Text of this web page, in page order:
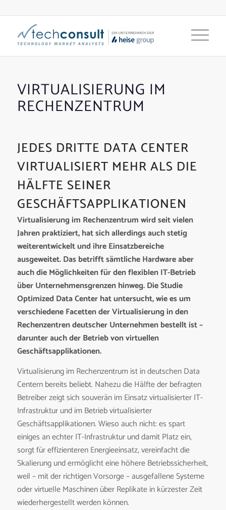
VIRTUALISIERUNG IM
RECHENZENTRUM
JEDES DRITTE DATA CENTER
VIRTUALISIERT MEHR ALS DIE
HÄLFTE SEINER
GESCHÄFTSAPPLIKATIONEN
Virtualisierung im Rechenzentrum wird seit vielen
Jahren praktiziert, hat sich allerdings auch stetig
weiterentwickelt und ihre Einsatzbereiche
ausgeweitet. Das betrifft sämtliche Hardware aber
auch die Möglichkeiten für den flexiblen IT-Betrieb
über Unternehmensgrenzen hinweg. Die Studie
Optimized Data Center hat untersucht, wie es um
verschiedene Facetten der Virtualisierung in den
Rechenzentren deutscher Unternehmen bestellt ist –
darunter auch der Betrieb von virtuellen
Geschäftsapplikationen.
Virtualisierung im Rechenzentrum ist in deutschen Data
Centern bereits beliebt. Nahezu die Hälfte der befragten
Betreiber zeigt sich souverän im Einsatz virtualisierter IT-
Infrastruktur und im Betrieb virtualisierter
Geschäftsapplikationen. Wieso auch nicht: es spart
einiges an echter IT-Infrastruktur und damit Platz ein,
sorgt für effizienteren Energieeinsatz, vereinfacht die
Skalierung und ermöglicht eine höhere Betriebssicherheit,
weil – mit der richtigen Vorsorge – ausgefallene Systeme
oder virtuelle Maschinen über Replikate in kürzester Zeit
wiederhergestellt werden können.